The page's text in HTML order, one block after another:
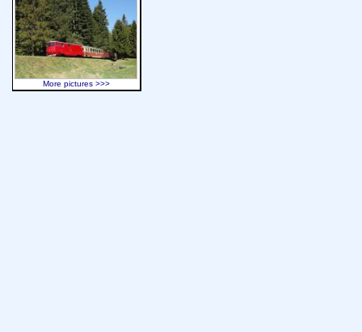
More pictures >>>